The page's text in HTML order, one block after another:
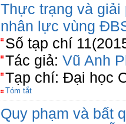
Thực trạng và giải
nhân lực vùng
Số tạp chí
Tác giả: Vũ Anh
Tạp chí: Đại học
Tóm tắt
Quy phạm và bất